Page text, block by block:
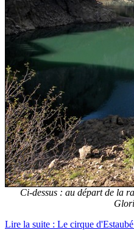
Ci-dessus : au départ de la
Lire la suite : Le cirque